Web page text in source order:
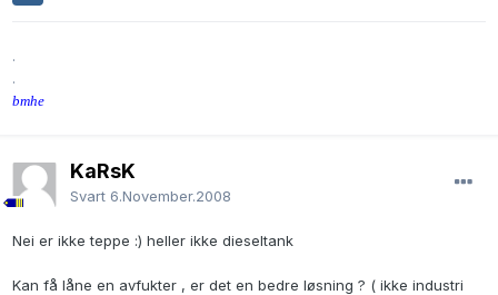
.
.
bmhe
KaRsK
Svart 6.November.2008
Nei er ikke teppe :) heller ikke dieseltank
Kan få låne en avfukter , er det en bedre løsning ? ( ikke industri